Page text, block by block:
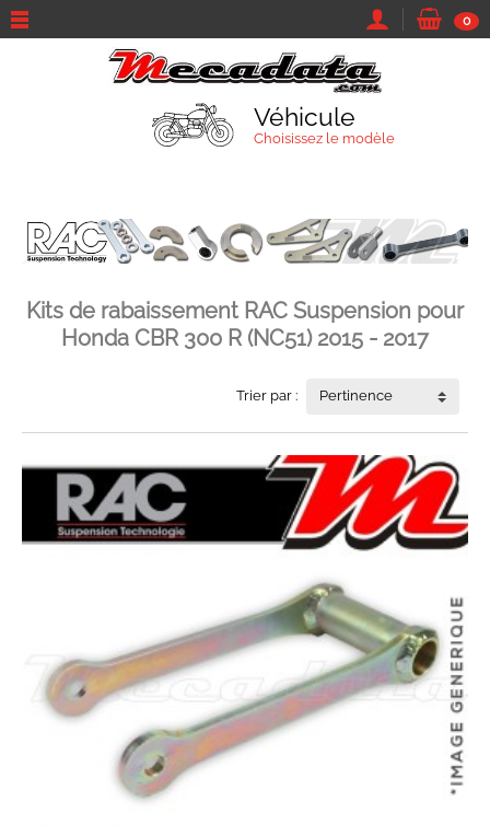
0
Véhicule
Choisissez le modèle
TROUVEZ VOTRE VÉHICULE
Marque et modèle
Parcourir tous les véhicules
Moto Sa marque...
Son année... Son modèle...
Kits de rabaissement RAC Suspension pour
Honda CBR 300 R (NC51) 2015 - 2017
Trier par : Pertinence